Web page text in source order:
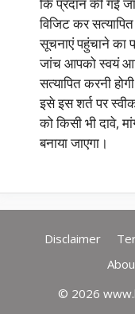
कि प्रदान की गई
विजिट कर
सूचनाएं पहुंचाने का
जांच आपको स्वयं
सत्यापित करनी
इसे इस शर्त पर
को किसी भी दावे,
बनाया जाएगा।
Disclaimer
© 2026